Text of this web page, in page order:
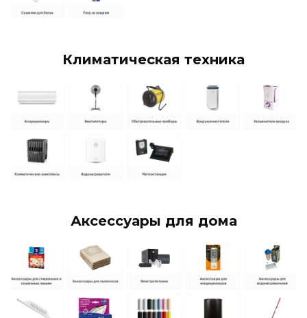
Климатическая техника
Аксессуары для дома